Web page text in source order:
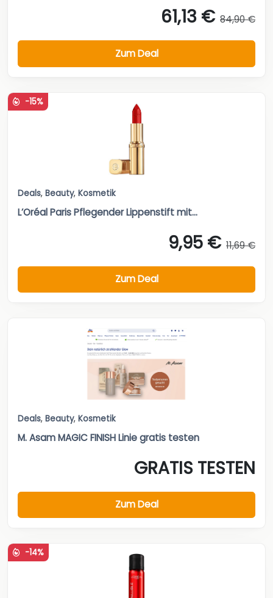
61,13 € 84,90 €
Zum Deal
-15%
Deals, Beauty, Kosmetik
L’Oréal Paris Pflegender Lippenstift mit...
9,95 € 11,69 €
Zum Deal
Deals, Beauty, Kosmetik
M. Asam MAGIC FINISH Linie gratis testen
GRATIS TESTEN
Zum Deal
-14%